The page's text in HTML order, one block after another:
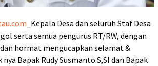
_Kepala Desa dan seluruh Staf Desa
serta semua pengurus RT/RW, dengan
hormat mengucapkan selamat &
Bapak Rudy Susmanto.S,SI dan Bapak